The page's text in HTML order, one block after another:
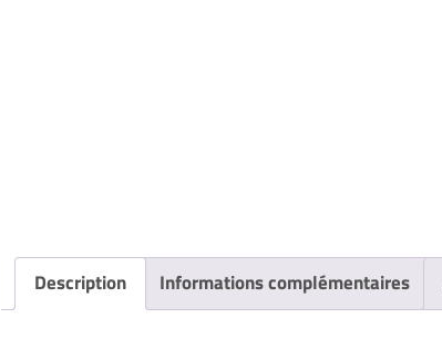
Description Informations complémentaires